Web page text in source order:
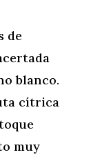
de
blanco.
cítrica
muy